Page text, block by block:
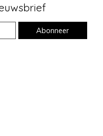
Abonneer